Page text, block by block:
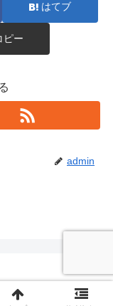
はてブ
ピー
admin
ト評価レポート.